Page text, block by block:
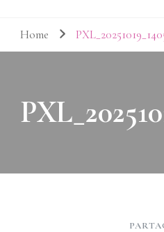
Votre
Home